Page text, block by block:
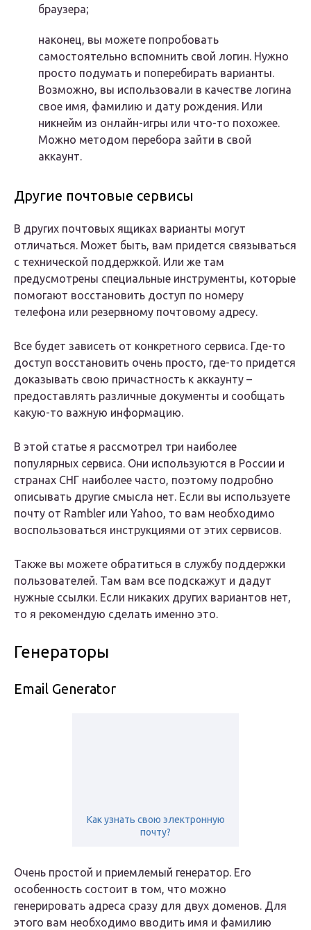
браузера;
наконец, вы можете попробовать
самостоятельно вспомнить свой логин. Нужно
просто подумать и поперебирать варианты.
Возможно, вы использовали в качестве логина
свое имя, фамилию и дату рождения. Или
никнейм из онлайн-игры или что-то похожее.
Можно методом перебора зайти в свой
аккаунт.
Другие почтовые сервисы
В других почтовых ящиках варианты могут
отличаться. Может быть, вам придется связываться
с технической поддержкой. Или же там
предусмотрены специальные инструменты, которые
помогают восстановить доступ по номеру
телефона или резервному почтовому адресу.
Все будет зависеть от конкретного сервиса. Где-то
доступ восстановить очень просто, где-то придется
доказывать свою причастность к аккаунту –
предоставлять различные документы и сообщать
какую-то важную информацию.
В этой статье я рассмотрел три наиболее
популярных сервиса. Они используются в России и
странах СНГ наиболее часто, поэтому подробно
описывать другие смысла нет. Если вы используете
почту от Rambler или Yahoo, то вам необходимо
воспользоваться инструкциями от этих сервисов.
Также вы можете обратиться в службу поддержки
пользователей. Там вам все подскажут и дадут
нужные ссылки. Если никаких других вариантов нет,
то я рекомендую сделать именно это.
Генераторы
Email Generator
Как узнать свою электронную
почту?
Очень простой и приемлемый генератор. Его
особенность состоит в том, что можно
генерировать адреса сразу для двух доменов. Для
этого вам необходимо вводить имя и фамилию